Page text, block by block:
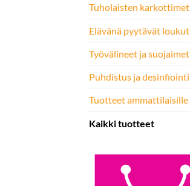
Tuholaisten karkottimet
Elävänä pyytävät loukut
Työvälineet ja suojaimet
Puhdistus ja desinfiointi
Tuotteet ammattilaisille
Kaikki tuotteet